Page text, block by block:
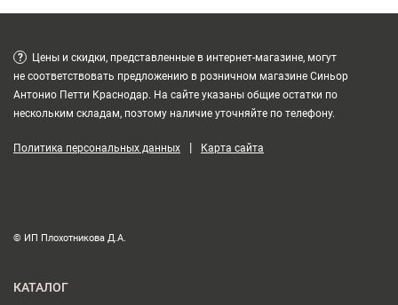
?
Цены и скидки, представленные в интернет-магазине, могут
не соответствовать предложению в розничном магазине Синьор
Антонио Петти Краснодар. На сайте указаны общие остатки по
нескольким складам, поэтому наличие уточняйте по телефону.
Политика персональных данных | Карта сайта
© ИП Плохотникова Д.А.
КАТАЛОГ